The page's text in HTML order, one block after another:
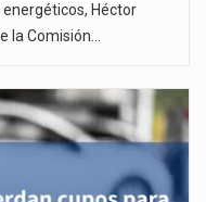
Héctor
la Comisión…